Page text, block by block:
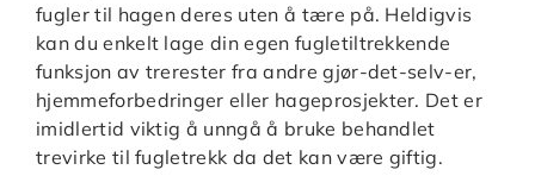
fugler til hagen deres uten å tære på. Heldigvis
kan du enkelt lage din egen fugletiltrekkende
funksjon av trerester fra andre gjør-det-selv-er,
hjemmeforbedringer eller hageprosjekter. Det er
imidlertid viktig å unngå å bruke behandlet
trevirke til fugletrekk da det kan være giftig.